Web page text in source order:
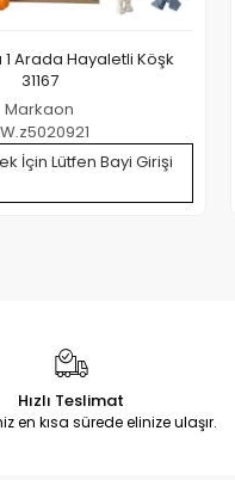
Arada Hayaletli Köşk
31167
Markaon
İçin Lütfen Bayi Girişi
Hızlı Teslimat
en kısa sürede elinize ulaşır.